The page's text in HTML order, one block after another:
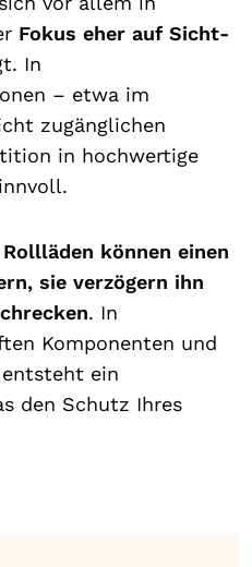
Fokus eher auf Sicht-
In
– etwa im
zugänglichen
in hochwertige
können einen
sie verzögern ihn
. In
Komponenten und
ein
den Schutz Ihres